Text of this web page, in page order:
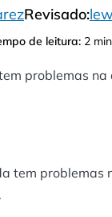
Revisado:
de leitura: 2 min
problemas
tem problemas